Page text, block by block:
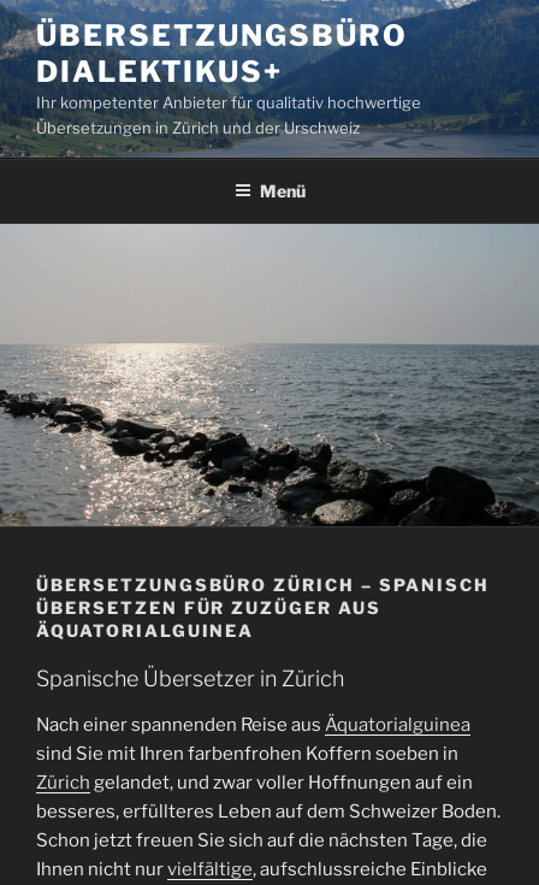
Zum
Inhalt
springen
ÜBERSETZUNGSBÜRO
DIALEKTIKUS+
Ihr kompetenter Anbieter für qualitativ hochwertige
Übersetzungen in Zürich und der Urschweiz
Menü
ÜBERSETZUNGSBÜRO ZÜRICH – SPANISCH
ÜBERSETZEN FÜR ZUZÜGER AUS
ÄQUATORIALGUINEA
Spanische Übersetzer in Zürich
Nach einer spannenden Reise aus Äquatorialguinea
sind Sie mit Ihren farbenfrohen Koffern soeben in
Zürich gelandet, und zwar voller Hoffnungen auf ein
besseres, erfüllteres Leben auf dem Schweizer Boden.
Schon jetzt freuen Sie sich auf die nächsten Tage, die
Ihnen nicht nurvielfältige, aufschlussreiche Einblicke